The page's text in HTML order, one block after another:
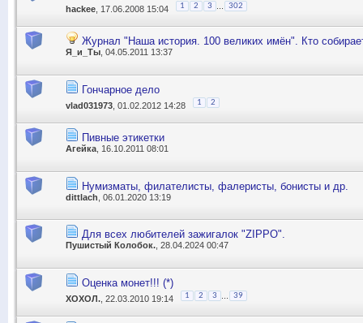
hackee , 17.06.2008 15:04 1 2 3 ... 302
Журнал "Наша история. 100 великих имён". Кто
Я_и_Ты , 04.05.2011 13:37
Гончарное дело
vlad031973 , 01.02.2012 14:28 1 2
Пивные этикетки
Агейка , 16.10.2011 08:01
Нумизматы, филателисты, фалеристы, бонисты и др.
dittlach , 06.01.2020 13:19
Для всех любителей зажигалок "ZIPPO".
Пушистый Колобок. , 28.04.2024 00:47
Оценка монет!!! (*)
ХОХОЛ. , 22.03.2010 19:14 1 2 3 39